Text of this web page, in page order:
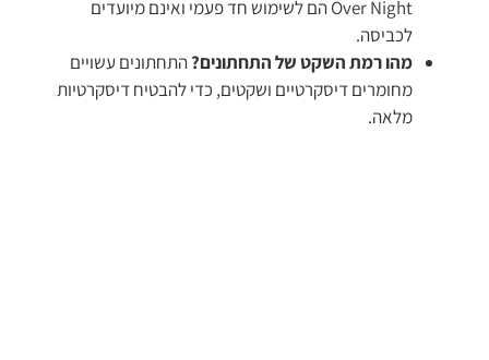
Over Night הם לשימוש חד פעמי ואינם מיועדים
לכביסה.
מהו רמת השקט של התחתונים?התחתונים עשויים
מחומרים דיסקרטיים ושקטים, כדי להבטיח דיסקרטיות
מלאה.